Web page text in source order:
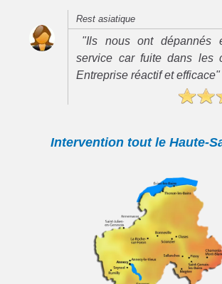
Rest asiatique
"Ils nous ont dépannés
service car fuite dans les
Entreprise réactif et efficace"
Intervention tout le Haute-